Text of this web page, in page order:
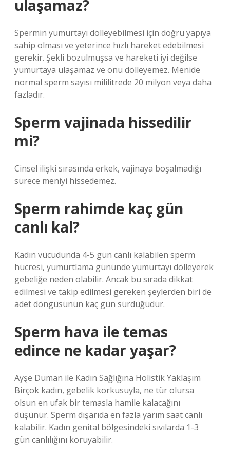
ulaşamaz?
Spermin yumurtayı dölleyebilmesi için doğru yapıya
sahip olması ve yeterince hızlı hareket edebilmesi
gerekir. Şekli bozulmuşsa ve hareketi iyi değilse
yumurtaya ulaşamaz ve onu dölleyemez. Menide
normal sperm sayısı mililitrede 20 milyon veya daha
fazladır.
Sperm vajinada hissedilir
mi?
Cinsel ilişki sırasında erkek, vajinaya boşalmadığı
sürece meniyi hissedemez.
Sperm rahimde kaç gün
canlı kal?
Kadın vücudunda 4-5 gün canlı kalabilen sperm
hücresi, yumurtlama gününde yumurtayı dölleyerek
gebeliğe neden olabilir. Ancak bu sırada dikkat
edilmesi ve takip edilmesi gereken şeylerden biri de
adet döngüsünün kaç gün sürdüğüdür.
Sperm hava ile temas
edince ne kadar yaşar?
Ayşe Duman ile Kadın Sağlığına Holistik Yaklaşım
Birçok kadın, gebelik korkusuyla, ne tür olursa
olsun en ufak bir temasla hamile kalacağını
düşünür. Sperm dışarıda en fazla yarım saat canlı
kalabilir. Kadın genital bölgesindeki sıvılarda 1-3
gün canlılığını koruyabilir.